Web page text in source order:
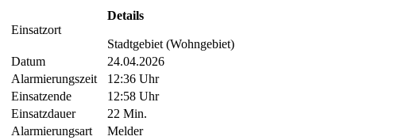
Einsatzort
Details
Stadtgebiet (Wohngebiet)
Datum
24.04.2026
Alarmierungszeit
12:36 Uhr
Einsatzende
12:58 Uhr
Einsatzdauer
22 Min.
Alarmierungsart
Melder